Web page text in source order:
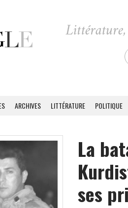
ARCHIVES LITTÉRATURE POLITIQUE
La
ses